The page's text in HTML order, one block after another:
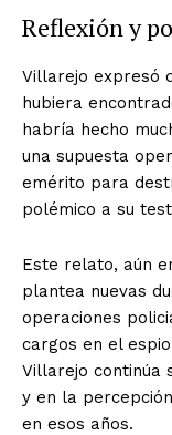
Reflexión y
Villarejo expresó
hubiera
habría hecho
una supuesta
emérito para
polémico a su
Este relato, aún
plantea nuevas
operaciones
cargos en el
Villarejo continúa
y en la
en esos años.